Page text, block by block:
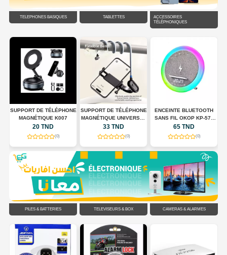
TÉLÉPHONES BASIQUES TABLETTES
ACCESSOIRES
TÉLÉPHONIQUES
SUPPORT DE TÉLÉPHONE
MAGNÉTIQUE K007
20 TND
(0)
SUPPORT DE TÉLÉPHONE
MAGNÉTIQUE UNIVERSEL
POUR TOUR DE COU
FLEXIBLE
33 TND
(0)
ENCEINTE BLUETOOTH
SANS FIL OKOP KP-577
AVEC CHARGEUR SANS
FIL, HORLOGE LED ET
ÉCLAIRAGE RGB
65 TND
(0)
PILES & BATTERIES TÉLÉVISEURS & BOX CAMÉRAS & ALARMES